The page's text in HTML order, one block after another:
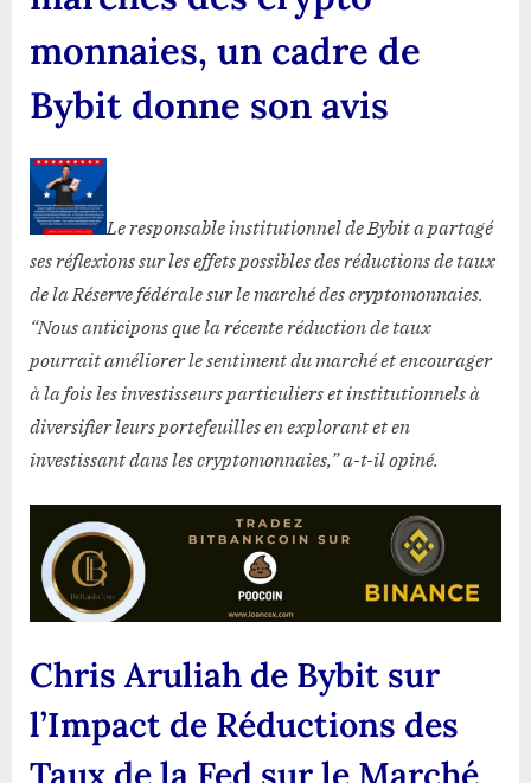
Bybit
son
monnaies, un cadre de
Bybit donne son avis
Le responsable institutionnel de Bybit a partagé
ses réflexions sur les effets possibles des réductions de taux
de la Réserve fédérale sur le marché des cryptomonnaies.
“Nous anticipons que la récente réduction de taux
pourrait améliorer le sentiment du marché et encourager
à la fois les investisseurs particuliers et institutionnels à
diversifier leurs portefeuilles en explorant et en
investissant dans les cryptomonnaies,” a-t-il opiné.
Chris Aruliah de Bybit sur
l’Impact de Réductions des
Taux de la Fed sur le Marché